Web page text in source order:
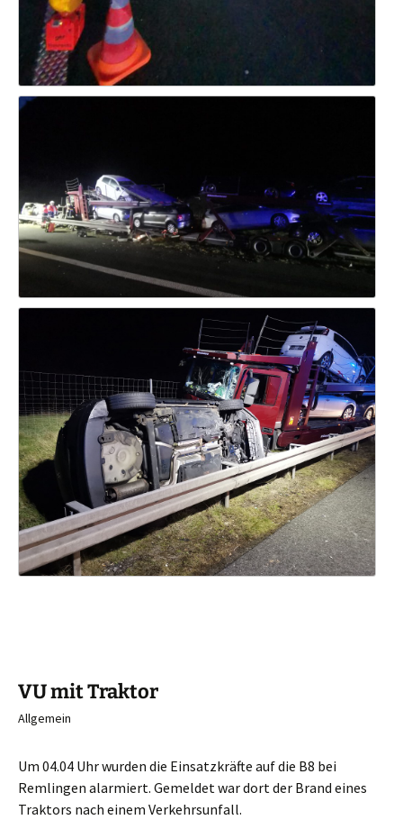
VU mit Traktor
Allgemein
Um 04.04 Uhr wurden die Einsatzkräfte auf die B8 bei
Remlingen alarmiert. Gemeldet war dort der Brand eines
Traktors nach einem Verkehrsunfall.